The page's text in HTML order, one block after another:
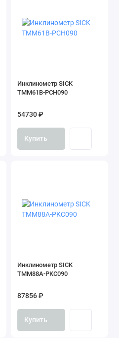
Инклинометр SICK
TMM61B-PCH090
54730 ₽
Купить
Инклинометр SICK
TMM88A-PKC090
87856 ₽
Купить